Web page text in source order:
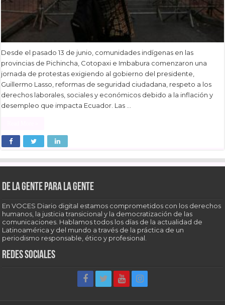
Desde el pasado 13 de junio, comunidades indígenas en las
provincias de Pichincha, Cotopaxi e Imbabura comenzaron una
jornada de protestas exigiendo al gobierno del presidente,
Guillermo Lasso, reformas de seguridad ciudadana, respeto a los
derechos laborales, sociales y económicos debido a la inflación y
desempleo que impacta Ecuador. Las …
De la gente para la gente
En VOCES Diario digital estamos comprometidos con los derechos
humanos, la justicia transicional y la democratización de las
comunicaciones. Hablamos todos los días de la actualidad de
Latinoamérica y del mundo a través de la práctica de un
periodismo responsable, ético y profesional.
Redes sociales